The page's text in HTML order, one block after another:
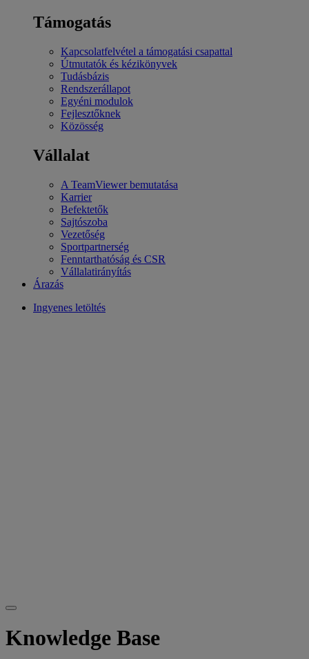
Támogatás
Kapcsolatfelvétel a támogatási csapattal
Útmutatók és kézikönyvek
Tudásbázis
Rendszerállapot
Egyéni modulok
Fejlesztőknek
Közösség
Vállalat
A TeamViewer bemutatása
Karrier
Befektetők
Sajtószoba
Vezetőség
Sportpartnerség
Fenntarthatóság és CSR
Vállalatirányítás
Árazás
Ingyenes letöltés
Knowledge Base